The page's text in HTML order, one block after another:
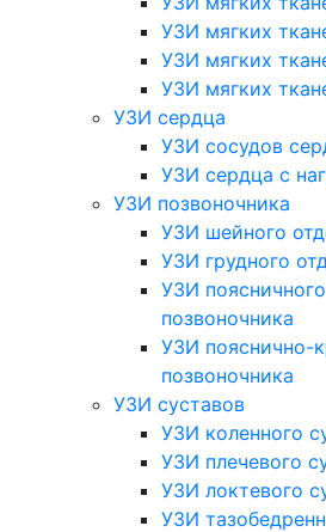
УЗИ мягких
УЗИ мягких
УЗИ мягких
УЗИ сердца
УЗИ сосудов
УЗИ сердца с
УЗИ позвоночника
УЗИ шейного
УЗИ грудного
УЗИ
позвоночника
УЗИ пояснично-
позвоночника
УЗИ суставов
УЗИ коленного
УЗИ плечевого
УЗИ локтевого
УЗИ